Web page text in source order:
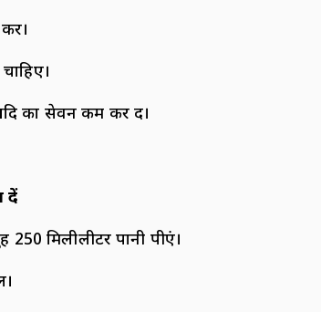
का सेवन कम कर दें।
दें
मिलीलीटर पानी पीएं।